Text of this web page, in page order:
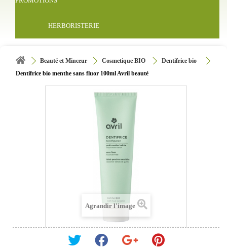
HERBORISTERIE
Beauté et Minceur Cosmetique BIO
Dentifrice bio
Dentifrice bio menthe sans fluor 100ml Avril beauté
Agrandir l'image